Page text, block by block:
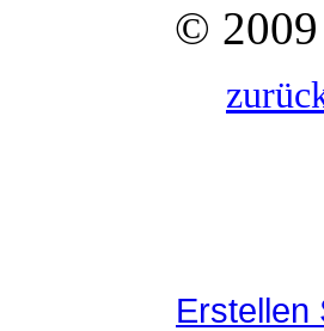
© 2009
Erstellen